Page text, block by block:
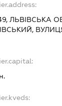
ЛЬВІВСЬКА